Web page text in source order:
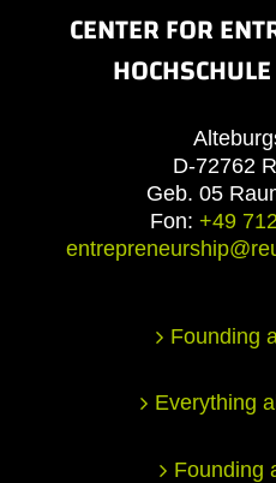
CENTER FOR
D-72762
Geb. 05
Fon: +49
Founding
Everything
Founding